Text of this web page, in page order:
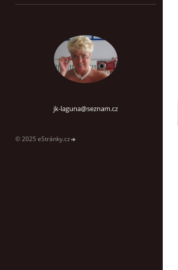
jk-laguna@seznam.cz
© 2025 eStránky.cz